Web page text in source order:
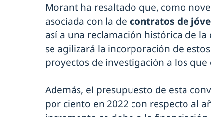
Morant ha resaltado que, como
asociada con la de contratos de
así a una reclamación histórica de
se agilizará la incorporación de
proyectos de investigación a los que
Además, el presupuesto de esta
por ciento en 2022 con respecto al